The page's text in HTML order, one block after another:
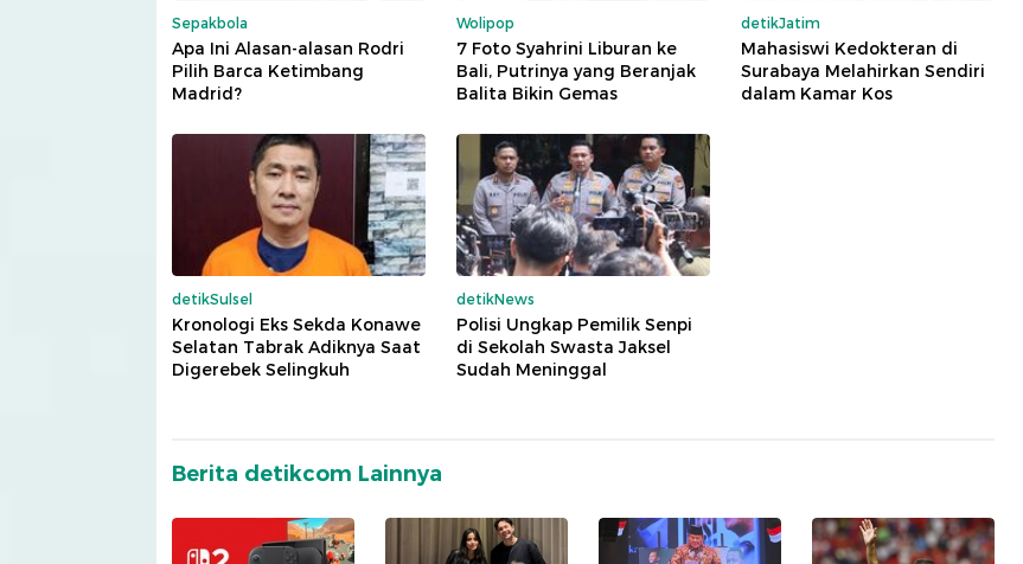
Sepakbola
Apa Ini Alasan-alasan Rodri
Pilih Barca Ketimbang
Madrid?
Wolipop
7 Foto Syahrini Liburan ke
Bali, Putrinya yang Beranjak
Balita Bikin Gemas
detikJatim
Mahasiswi Kedokteran di
Surabaya Melahirkan Sendiri
dalam Kamar Kos
detikSulsel
Kronologi Eks Sekda Konawe
Selatan Tabrak Adiknya Saat
Digerebek Selingkuh
detikNews
Polisi Ungkap Pemilik Senpi
di Sekolah Swasta Jaksel
Sudah Meninggal
Berita detikcom Lainnya